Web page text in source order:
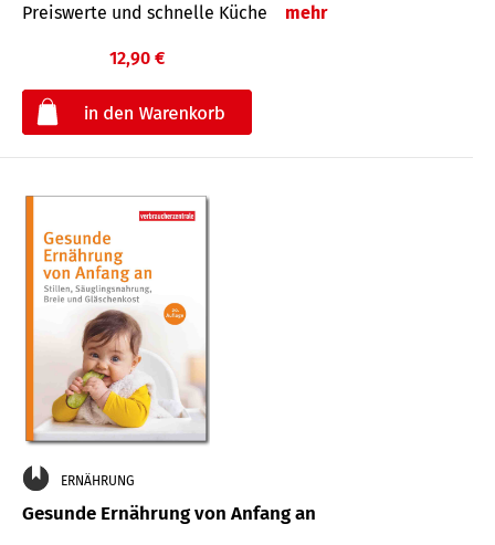
Preiswerte und schnelle Küche mehr
12,90 €
ERNÄHRUNG
Gesunde Ernährung von Anfang an